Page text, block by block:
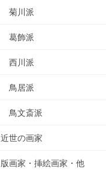
菊川派
葛飾派
西川派
鳥居派
鳥文斎派
近世の画家
版画家・挿絵画家・他